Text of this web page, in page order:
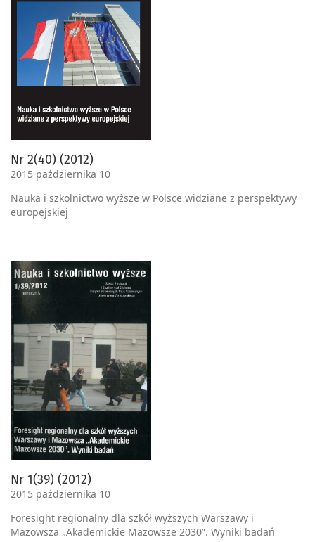
Nr 2(40) (2012)
2015 października 10
Nauka i szkolnictwo wyższe w Polsce widziane z perspektywy
europejskiej
Nr 1(39) (2012)
2015 października 10
Foresight regionalny dla szkół wyższych Warszawy i
Mazowsza „Akademickie Mazowsze 2030”. Wyniki badań